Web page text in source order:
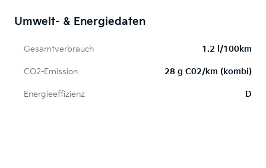
Umwelt- & Energiedaten
Gesamtverbrauch 1.2 l/100km
CO2-Emission 28 g C02/km (kombi)
Energieeffizienz D